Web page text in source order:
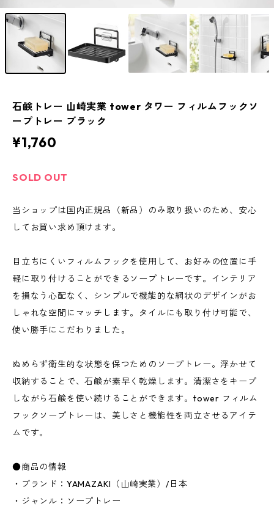
石鹸トレー 山崎実業 tower タワー フィルムフックソ
ープトレー ブラック
¥1,760
SOLD OUT
当ショップは国内正規品（新品）のみ取り扱いのため、安心
してお買い求め頂けます。
目立ちにくいフィルムフックを使用して、お好みの位置に手
軽に取り付けることができるソープトレーです。インテリア
を損なう心配なく、シンプルで機能的な網状のデザインがお
しゃれな空間にマッチします。タイルにも取り付け可能で、
使い勝手にこだわりました。
ぬめらず衛生的な状態を保つためのソープトレー。浮かせて
収納することで、石鹸が素早く乾燥します。清潔さをキープ
しながら石鹸を使い続けることができます。tower フィルム
フックソープトレーは、美しさと機能性を両立させるアイテ
ムです。
●商品の情報
・ブランド：YAMAZAKI（山崎実業）/日本
・ジャンル：ソープトレー